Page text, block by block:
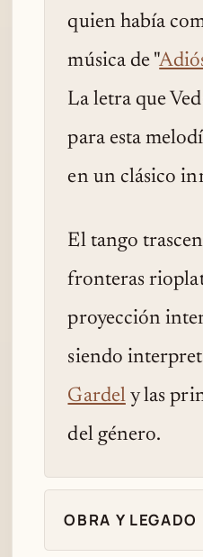
quien había
música de "
La letra que
para esta
en un clásico
El tango
fronteras
proyección
siendo
Gardely las
del género.
OBRA Y LEGADO